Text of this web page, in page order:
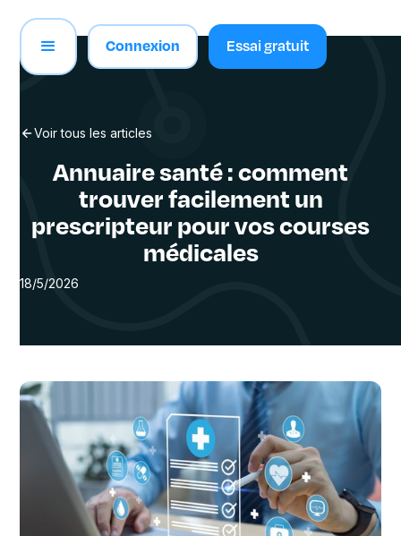
Connexion Essai gratuit
Voir tous les articles
Annuaire santé : comment
trouver facilement un
prescripteur pour vos courses
médicales
18/5/2026